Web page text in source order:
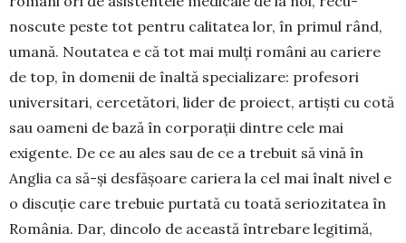
noscute peste tot pentru calitatea lor, în primul rând,
umană. Noutatea e că tot mai mulți români au cariere
de top, în domenii de înaltă specializare: profesori
universitari, cercetători, lider de proiect, artiști cu cotă
sau oameni de bază în corporații dintre cele mai
exigente. De ce au ales sau de ce a trebuit să vină în
Anglia ca să-și desfășoare cariera la cel mai înalt nivel e
o discuție care trebuie purtată cu toată serio­zitatea în
România. Dar, dincolo de această întrebare legitimă,